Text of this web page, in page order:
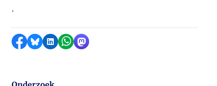
.
Delen op Facebook
Delen via Bluesky
Delen op LinkedIn
Delen via WhatsApp
Delen via Mastodon